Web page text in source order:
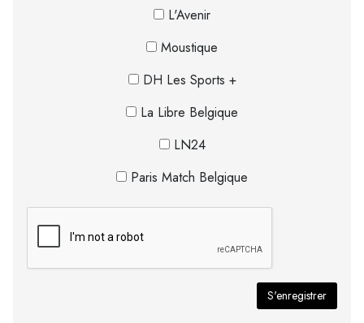
L'Avenir
Moustique
DH Les Sports +
La Libre Belgique
LN24
Paris Match Belgique